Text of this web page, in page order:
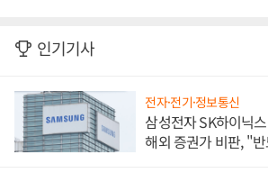
인기기사
전자·전기·정보통신
삼성전자 SK하이닉
해외 증권가 비판, "